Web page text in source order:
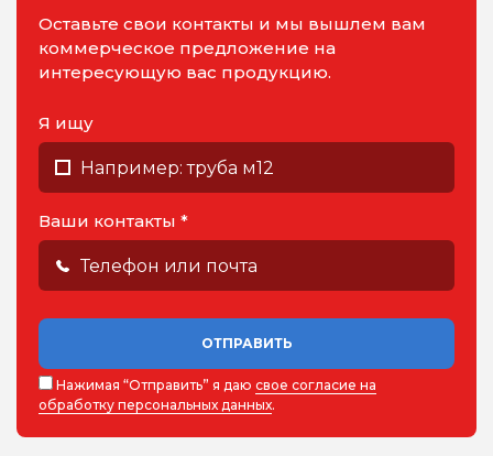
Оставьте свои контакты и мы вышлем вам
коммерческое предложение на
интересующую вас продукцию.
Я ищу
Ваши контакты *
ОТПРАВИТЬ
Нажимая “Отправить” я даю свое согласие на
обработку персональных данных.